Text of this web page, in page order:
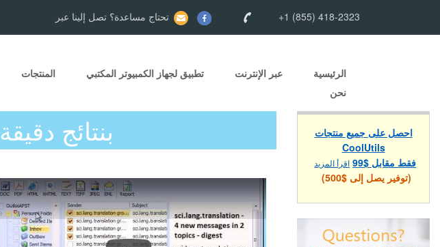
تحتاج مساعدة؟ تصل إلينا عبر +1 (855) 418-2323
الرئيسية عبر الإنترنت تطبيق لجهاز الكمبيوتر المكتبي المنتجات
نحن
تحويل رسائل PST إلى HTML بنتائج دقيقة
احصل على جميع منتجات
CoolUtils
فقط مقابل $99
اقرأ المزيد
(توفير يصل إلى $500)